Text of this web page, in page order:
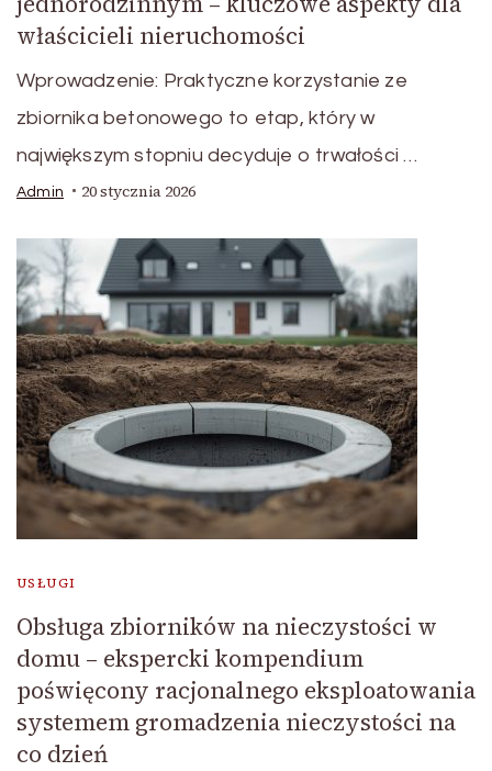
właścicieli nieruchomości
Wprowadzenie: Praktyczne korzystanie ze
zbiornika betonowego to etap, który w
największym stopniu decyduje o trwałości …
Admin 20 stycznia 2026
USŁUGI
Obsługa zbiorników na nieczystości w
domu – ekspercki kompendium
poświęcony racjonalnego eksploatowania
systemem gromadzenia nieczystości na
co dzień